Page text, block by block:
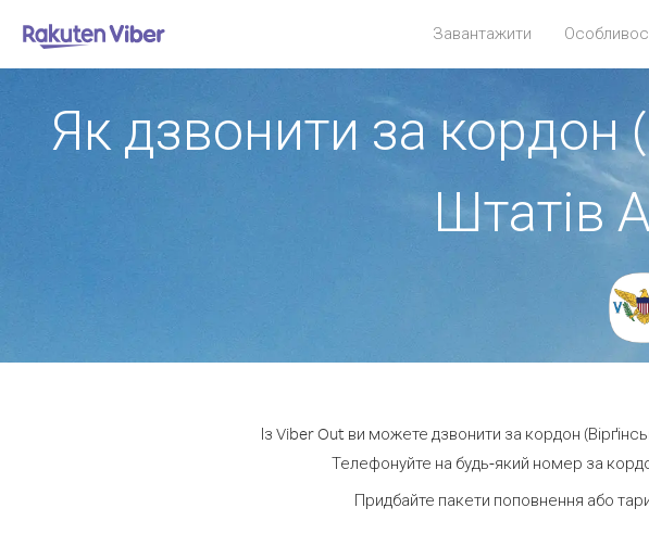
Завантажити
Як дзвонити за кордон
Штатів
Із Viber Out ви можете дзвонити за кордон
Телефонуйте на будь-який номер за
Придбайте пакети поповнення або